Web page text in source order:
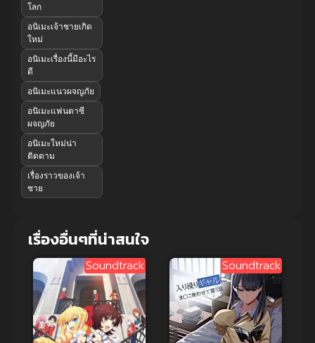
โลก
อนิเมะเจ้าชายเกิด
ใหม่
อนิเมะเรื่องนี้มีอะไร
ดี
อนิเมะแนวผจญภัย
อนิเมะแฟนตาซี
ผจญภัย
อนิเมะใหม่น่า
ติดตาม
เรื่องราวของเจ้า
ชาย
เรื่องอื่นๆที่น่าสนใจ
Soundtrack Soundtrack